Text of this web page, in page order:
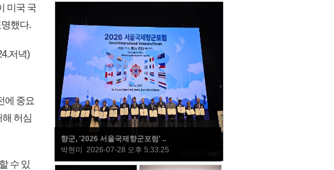
미국 국
했다.
저녁)
에 중요
허심
수 있
향군, '2026 서울국제향군포럼' ..
박현미 2026-07-28 오후 5:33:25